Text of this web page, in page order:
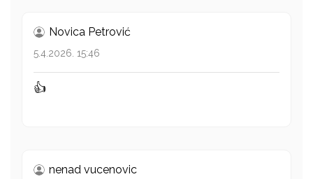
Novica Petrović
5.4.2026. 15:46
👍
nenad vucenovic